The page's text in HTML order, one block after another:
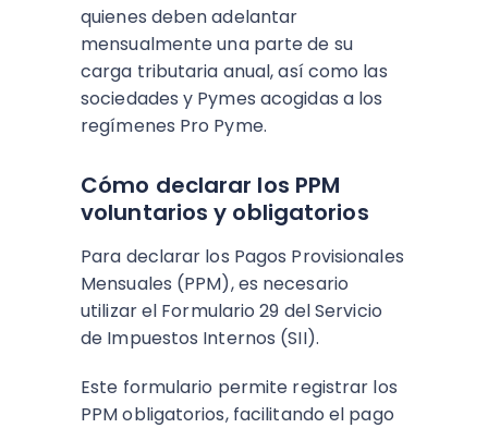
quienes deben adelantar
mensualmente una parte de su
carga tributaria anual, así como las
sociedades y Pymes acogidas a los
regímenes Pro Pyme.
Cómo declarar los PPM
voluntarios y obligatorios
Para declarar los Pagos Provisionales
Mensuales (PPM), es necesario
utilizar el Formulario 29 del Servicio
de Impuestos Internos (SII).
Este formulario permite registrar los
PPM obligatorios, facilitando el pago